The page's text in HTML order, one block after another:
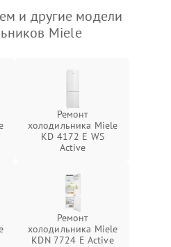
и другие модели
Miele
Ремонт
холодильника Miele
KD 4172 E WS
Active
Ремонт
холодильника Miele
KDN 7724 E Active